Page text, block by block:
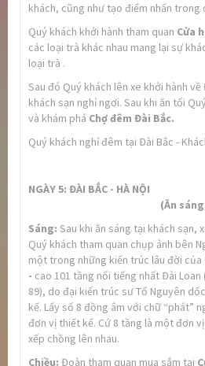
khách, cũng như tạo điểm nhấn trong
Quý khách khởi hành tham quan Cửa
các loại trà khác nhau mang lại sự
loại trà .
Sau đó Quý khách lên xe khởi hành về
khách sạn nghỉ ngơi. Sau khi ăn tối
và khám phá Chợ đêm Đài Bắc.
Quý khách nghỉ đêm tại Đài Bắc -
NGÀY 5: ĐÀI BẮC - HÀ NỘI
(Ăn sáng,
Sáng: Sau khi ăn sáng tại khách sạn,
Quý khách tham quan chụp ảnh bên
một trong những kiến trúc lâu đời của
- cao 101 tầng nổi tiếng nhất Đài
89), do đại kiến trúc sư Tổ Nguyên
kế. Lấy số 8 đồng âm với chữ “phát”
đơn vị thiết kế. Cứ 8 tầng là một đơn
xếp chồng lên nhau.
Chiều: Đoàn tham quan mua sắm tại